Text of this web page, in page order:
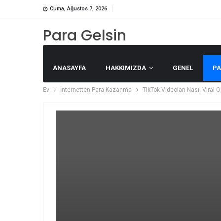
Cuma, Ağustos 7, 2026
Para Gelsin
ANASAYFA HAKKIMIZDA GENEL
Ev İnternetten Para Kazanma TikTok Videoları Nasıl Viral